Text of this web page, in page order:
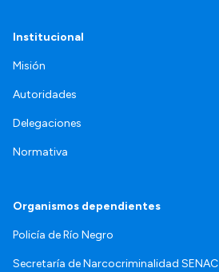
Institucional
Misión
Autoridades
Delegaciones
Normativa
Organismos dependientes
Policía de Río Negro
Secretaría de Narcocriminalidad SENAC